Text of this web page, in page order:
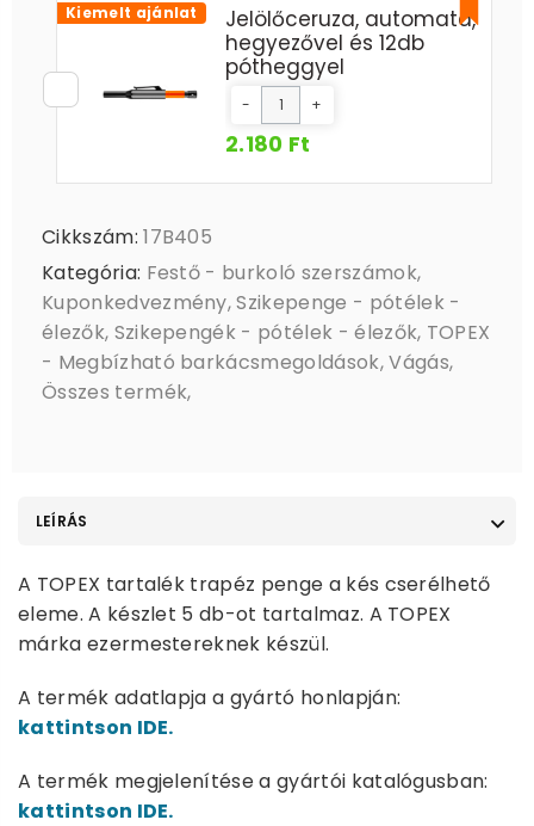
Kiemelt ajánlat
Jelölőceruza, automata,
hegyezővel és 12db
pótheggyel
- +
2.180 Ft
Cikkszám:17B405
Kategória: Festő - burkoló szerszámok,
Kuponkedvezmény,Szikepenge - pótélek -
élezők, Szikepengék - pótélek - élezők, TOPEX
- Megbízható barkácsmegoldások,Vágás,
Összes termék,
LEÍRÁS
A TOPEX tartalék trapéz penge a kés cserélhető
eleme. A készlet 5 db-ot tartalmaz. A TOPEX
márka ezermestereknek készül.
A termék adatlapja a gyártó honlapján:
kattintson IDE.
A termék megjelenítése a gyártói katalógusban:
kattintson IDE.